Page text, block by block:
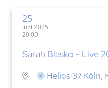
25
Juni 2025
20:00
Sarah Blasko - Live
Helios 37 Köln,